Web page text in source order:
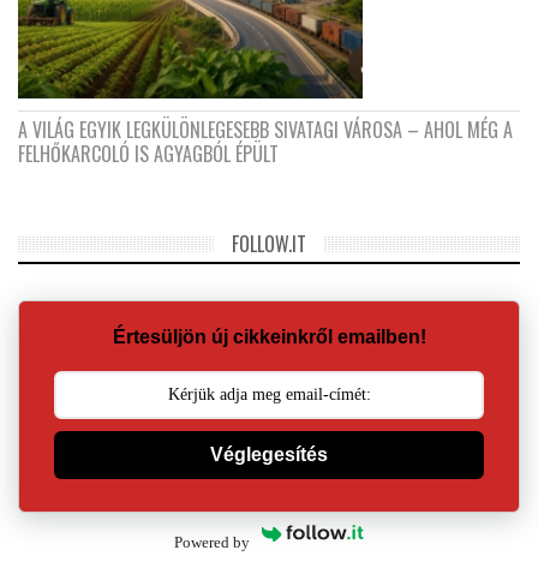
A VILÁG EGYIK LEGKÜLÖNLEGESEBB SIVATAGI VÁROSA – AHOL MÉG A
FELHŐKARCOLÓ IS AGYAGBÓL ÉPÜLT
FOLLOW.IT
Értesüljön új cikkeinkről emailben!
Véglegesítés
Powered by